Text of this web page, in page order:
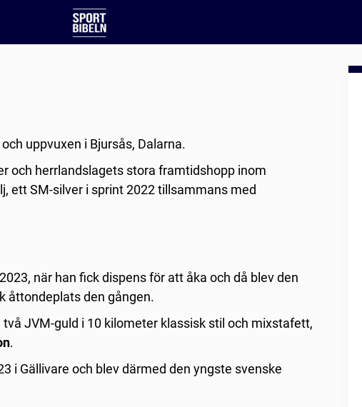
uppvuxen i Bjursås, Dalarna.
och herrlandslagets stora framtidshopp inom
ett SM-silver i sprint 2022 tillsammans med
2023, när han fick dispens för att åka och då blev den
åttondeplats den gången.
JVM-guld i 10 kilometer klassisk stil och mixstafett,
.
i Gällivare och blev därmed den yngste svenske